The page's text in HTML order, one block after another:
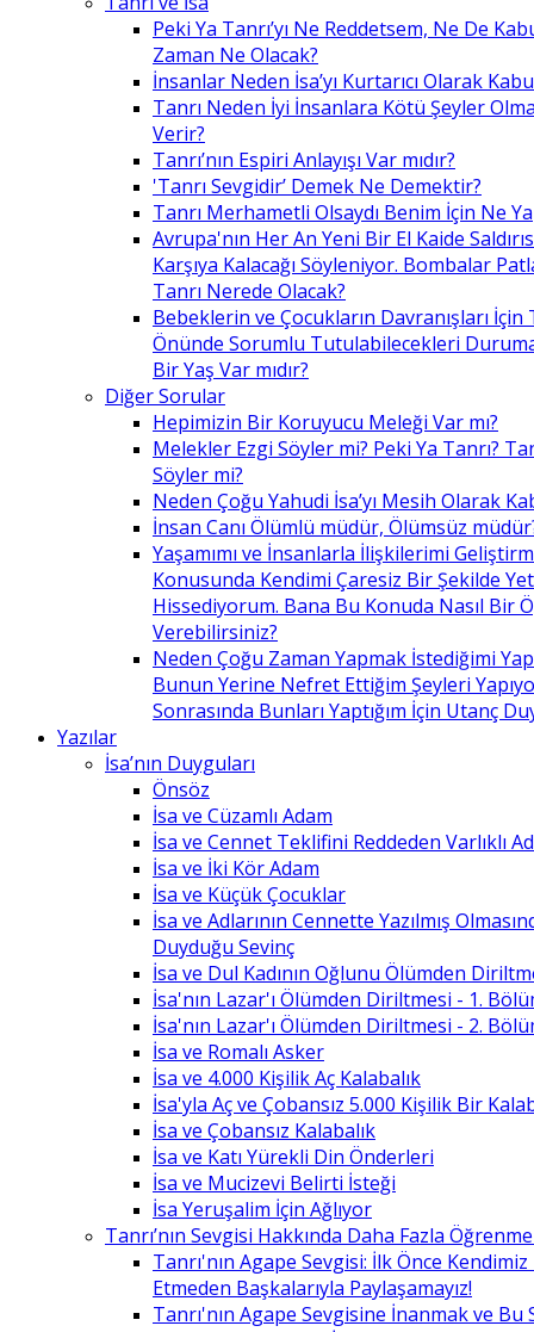
Peki Ya Tanrı’yı Ne Reddetsem, Ne De
Zaman Ne Olacak?
İnsanlar Neden İsa’yı Kurtarıcı Olarak
Tanrı Neden İyi İnsanlara Kötü Şeyler
Verir?
Tanrı’nın Espiri Anlayışı Var mıdır?
'Tanrı Sevgidir’ Demek Ne Demektir?
Tanrı Merhametli Olsaydı Benim İçin Ne
Avrupa'nın Her An Yeni Bir El Kaide
Karşıya Kalacağı Söyleniyor. Bombalar
Tanrı Nerede Olacak?
Bebeklerin ve Çocukların Davranışları İçin
Önünde Sorumlu Tutulabilecekleri
Bir Yaş Var mıdır?
Diğer Sorular
Hepimizin Bir Koruyucu Meleği Var mı?
Melekler Ezgi Söyler mi? Peki Ya Tanrı?
Söyler mi?
Neden Çoğu Yahudi İsa’yı Mesih Olarak
İnsan Canı Ölümlü müdür, Ölümsüz
Yaşamımı ve İnsanlarla İlişkilerimi
Konusunda Kendimi Çaresiz Bir Şekilde
Hissediyorum. Bana Bu Konuda Nasıl Bir
Verebilirsiniz?
Neden Çoğu Zaman Yapmak İstediğimi
Bunun Yerine Nefret Ettiğim Şeyleri
Sonrasında Bunları Yaptığım İçin Utanç
Yazılar
İsa’nın Duyguları
Önsöz
İsa ve Cüzamlı Adam
İsa ve Cennet Teklifini Reddeden Varlıklı
İsa ve İki Kör Adam
İsa ve Küçük Çocuklar
İsa ve Adlarının Cennette Yazılmış
Duyduğu Sevinç
İsa ve Dul Kadının Oğlunu Ölümden
İsa'nın Lazar'ı Ölümden Diriltmesi - 1.
İsa'nın Lazar'ı Ölümden Diriltmesi - 2.
İsa ve Romalı Asker
İsa ve 4.000 Kişilik Aç Kalabalık
İsa'yla Aç ve Çobansız 5.000 Kişilik Bir
İsa ve Çobansız Kalabalık
İsa ve Katı Yürekli Din Önderleri
İsa ve Mucizevi Belirti İsteği
İsa Yeruşalim İçin Ağlıyor
Tanrı’nın Sevgisi Hakkında Daha Fazla
Tanrı'nın Agape Sevgisi: İlk Önce
Etmeden Başkalarıyla Paylaşamayız!
Tanrı'nın Agape Sevgisine İnanmak ve Bu